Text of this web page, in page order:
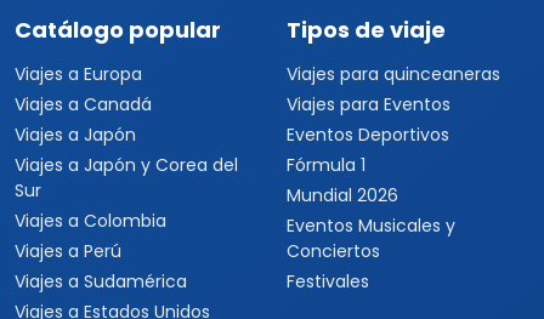
Catálogo popular
Viajes a Europa
Viajes a Canadá
Viajes a Japón
Viajes a Japón y Corea del
Sur
Viajes a Colombia
Viajes a Perú
Viajes a Sudamérica
Viajes a Estados Unidos
Tipos de viaje
Viajes para quinceaneras
Viajes para Eventos
Eventos Deportivos
Fórmula 1
Mundial 2026
Eventos Musicales y
Conciertos
Festivales